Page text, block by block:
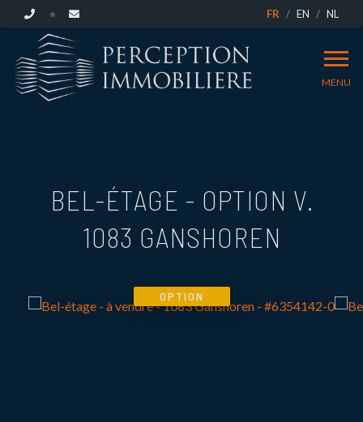
FR EN NL
MENU
BEL-ÉTAGE - OPTION V.
1083 GANSHOREN
OPTION